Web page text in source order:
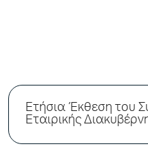
Ετήσια Έκθεση του
Εταιρικής